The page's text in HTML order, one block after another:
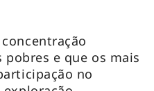
e que os mais
no